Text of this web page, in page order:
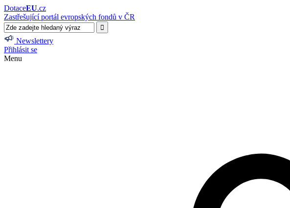
DotaceEU.cz
Zastřešující portál evropských fondů v ČR
Newslettery
Přihlásit se
Menu